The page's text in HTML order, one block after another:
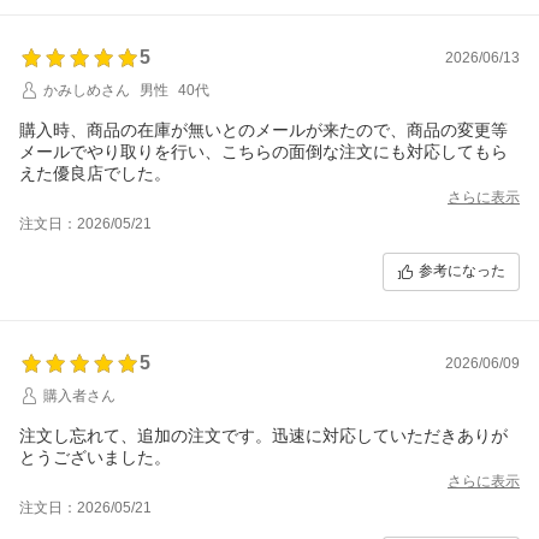
5
2026/06/13
かみしめさん
男性 40代
購入時、商品の在庫が無いとのメールが来たので、商品の変更等
メールでやり取りを行い、こちらの面倒な注文にも対応してもら
えた優良店でした。
さらに表示
注文日：2026/05/21
参考になった
5
2026/06/09
購入者さん
注文し忘れて、追加の注文です。迅速に対応していただきありが
とうございました。
さらに表示
注文日：2026/05/21